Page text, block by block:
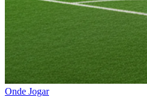
Onde Jogar